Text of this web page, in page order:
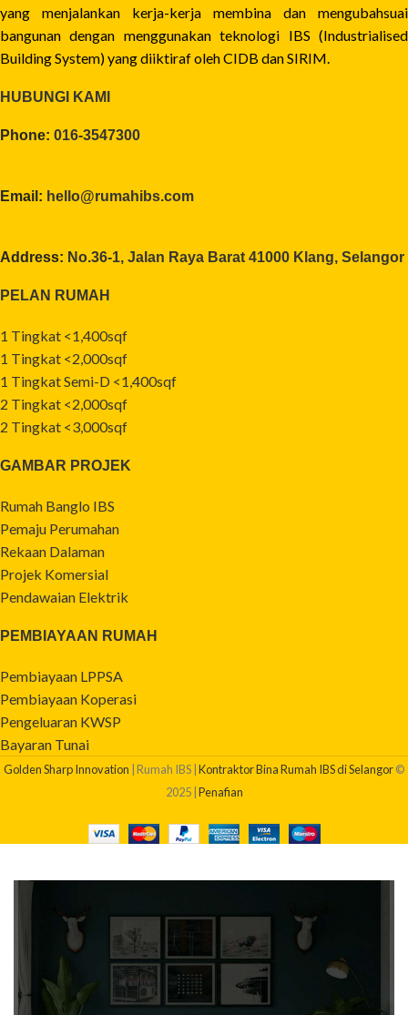
yang menjalankan kerja-kerja membina dan mengubahsuai
bangunan dengan menggunakan teknologi IBS (Industrialised
Building System) yang diiktiraf oleh CIDB dan SIRIM.
HUBUNGI KAMI
Phone: 016-3547300
Email: hello@rumahibs.com
Address: No.36-1, Jalan Raya Barat 41000 Klang, Selangor
PELAN RUMAH
1 Tingkat <1,400sqf
1 Tingkat <2,000sqf
1 Tingkat Semi-D <1,400sqf
2 Tingkat <2,000sqf
2 Tingkat <3,000sqf
GAMBAR PROJEK
Rumah Banglo IBS
Pemaju Perumahan
Rekaan Dalaman
Projek Komersial
Pendawaian Elektrik
PEMBIAYAAN RUMAH
Pembiayaan LPPSA
Pembiayaan Koperasi
Pengeluaran KWSP
Bayaran Tunai
Golden Sharp Innovation | Rumah IBS | Kontraktor Bina Rumah IBS di Selangor©
2025 | Penafian
BERAPAKAH KOS BINA RUMAH SAYA?
Dapatkan quotation pembinaan rumah anda sekarang!